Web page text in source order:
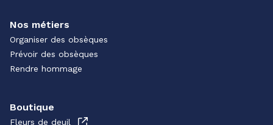
Nos métiers
Organiser des obsèques
Prévoir des obsèques
Rendre hommage
Boutique
Fleurs de deuil